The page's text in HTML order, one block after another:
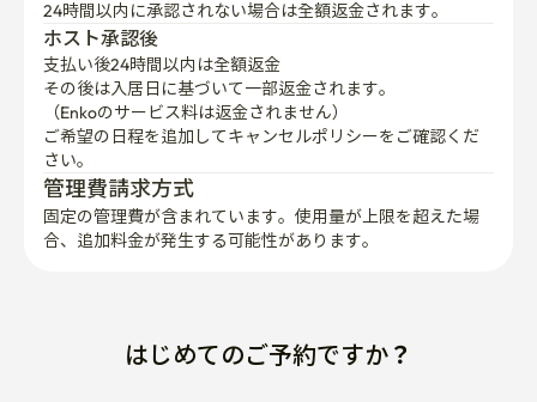
24時間以内に承認されない場合は全額返金されます。
ホスト承認後
支払い後24時間以内は全額返金
その後は入居日に基づいて一部返金されます。
（Enkoのサービス料は返金されません）
ご希望の日程を追加してキャンセルポリシーをご確認くだ
さい。
管理費請求方式
固定の管理費が含まれています。使用量が上限を超えた場
合、追加料金が発生する可能性があります。
はじめてのご予約ですか？